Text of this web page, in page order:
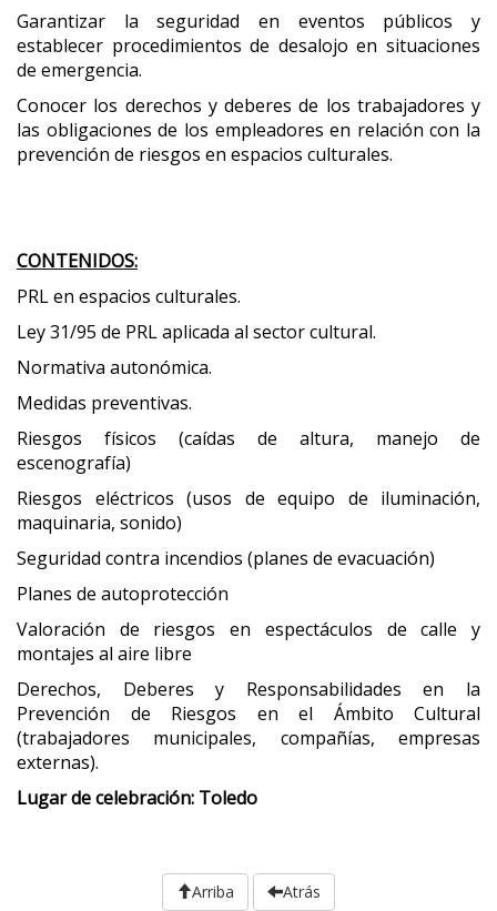
Garantizar la seguridad en eventos públicos y
establecer procedimientos de desalojo en situaciones
de emergencia.
Conocer los derechos y deberes de los trabajadores y
las obligaciones de los empleadores en relación con la
prevención de riesgos en espacios culturales.
CONTENIDOS:
PRL en espacios culturales.
Ley 31/95 de PRL aplicada al sector cultural.
Normativa autonómica.
Medidas preventivas.
Riesgos físicos (caídas de altura, manejo de
escenografía)
Riesgos eléctricos (usos de equipo de iluminación,
maquinaria, sonido)
Seguridad contra incendios (planes de evacuación)
Planes de autoprotección
Valoración de riesgos en espectáculos de calle y
montajes al aire libre
Derechos, Deberes y Responsabilidades en la
Prevención de Riesgos en el Ámbito Cultural
(trabajadores municipales, compañías, empresas
externas).
Lugar de celebración: Toledo
Arriba Atrás